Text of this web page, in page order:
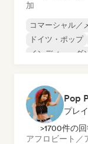
加
コマーシャル／
ドイツ・ポップ
インディー・ダ
Pop
プレ
>1700件の
アフロビート／